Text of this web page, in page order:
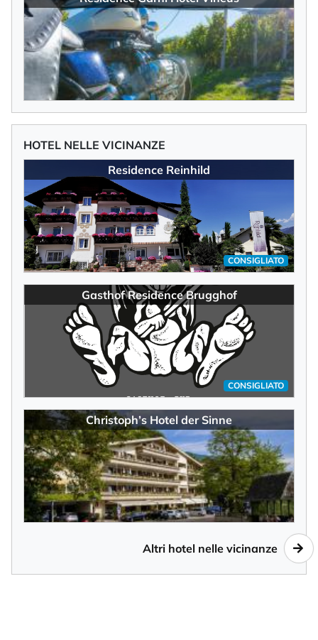
HOTEL NELLE VICINANZE
Residence Reinhild
CONSIGLIATO
Gasthof Residence Brugghof
CONSIGLIATO
Christoph’s Hotel der Sinne
Altri hotel nelle vicinanze